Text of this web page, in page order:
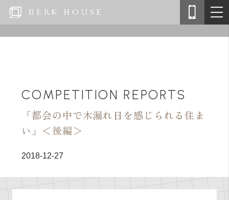
COMPETITION REPORTS
「都会の中で木漏れ日を感じられる住ま
い」＜後編＞
2018-12-27